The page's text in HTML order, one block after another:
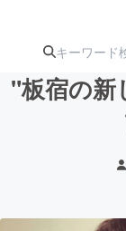
"板宿の新